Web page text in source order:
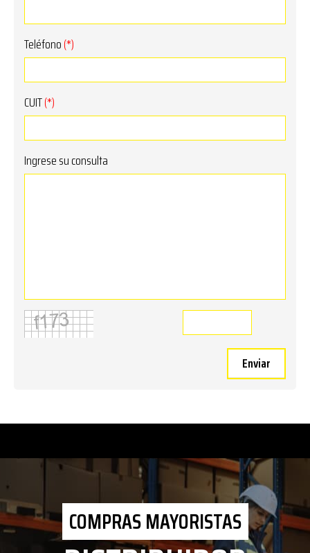
Teléfono(*)
CUIT(*)
Ingrese su consulta
Enviar
COMPRAS MAYORISTAS